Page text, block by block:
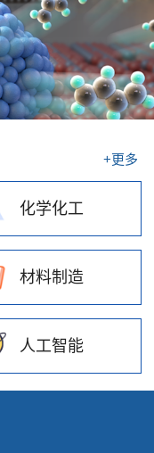
+更多
化学化工
材料制造
人工智能